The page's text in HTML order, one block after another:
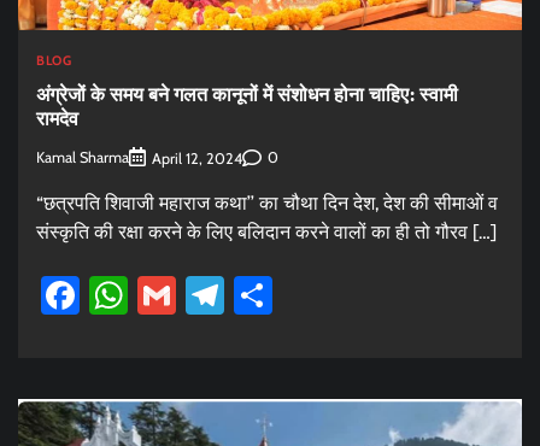
BLOG
अंग्रेजों के समय बने गलत कानूनों में संशोधन होना चाहिए: स्वामी
रामदेव
Kamal Sharma April 12, 2024 0
“छत्रपति शिवाजी महाराज कथा’’ का चौथा दिन देश, देश की सीमाओं व
संस्कृति की रक्षा करने के लिए बलिदान करने वालों का ही तो गौरव […]
Facebook
WhatsApp
GmailTelegram